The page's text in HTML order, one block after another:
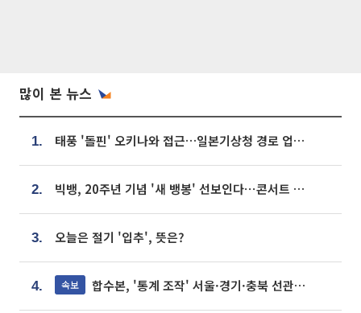
많이 본 뉴스
1. 태풍 '돌핀' 오키나와 접근…일본기상청 경로 업데이트
2. 빅뱅, 20주년 기념 '새 뱅봉' 선보인다⋯콘서트 앞두고 팝업 개최
3. 오늘은 절기 '입추', 뜻은?
4. 속보 합수본, '통계 조작' 서울·경기·충북 선관위 등 추가 압수수색